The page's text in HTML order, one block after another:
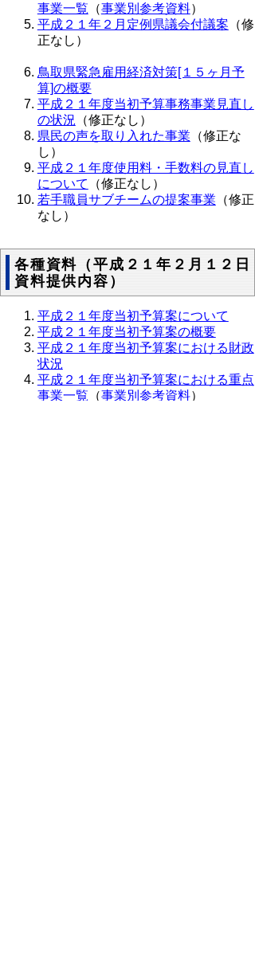
事業一覧 （事業別参考資料）
平成２１年２月定例県議会付議案 （修
正なし）
鳥取県緊急雇用経済対策[１５ヶ月予
算]の概要
平成２１年度当初予算事務事業見直し
の状況 （修正なし）
県民の声を取り入れた事業 （修正な
し）
平成２１年度使用料・手数料の見直し
について
（修正なし）
若手職員サブチームの提案事業 （修正
なし）
各種資料（平成２１年２月１２日
資料提供内容）
平成２１年度当初予算案について
平成２１年度当初予算案の概要
平成２１年度当初予算案における財政
状況
平成２１年度当初予算案における重点
事業一覧 （事業別参考資料）